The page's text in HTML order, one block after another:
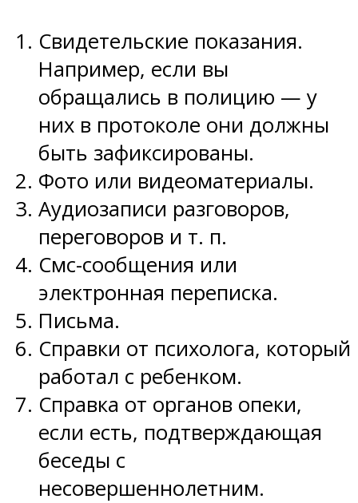
Свидетельские показания.
Например, если вы
обращались в полицию — у
них в протоколе они должны
быть зафиксированы.
Фото или видеоматериалы.
Аудиозаписи разговоров,
переговоров и т. п.
Смс-сообщения или
электронная переписка.
Письма.
Справки от психолога, который
работал с ребенком.
Справка от органов опеки,
если есть, подтверждающая
беседы с
несовершеннолетним.